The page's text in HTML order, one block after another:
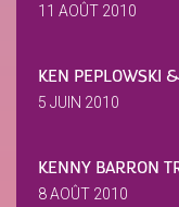
11 AOÛT 2010
KEN PEPLOWSKI
5 JUIN 2010
KENNY BARRON
8 AOÛT 2010